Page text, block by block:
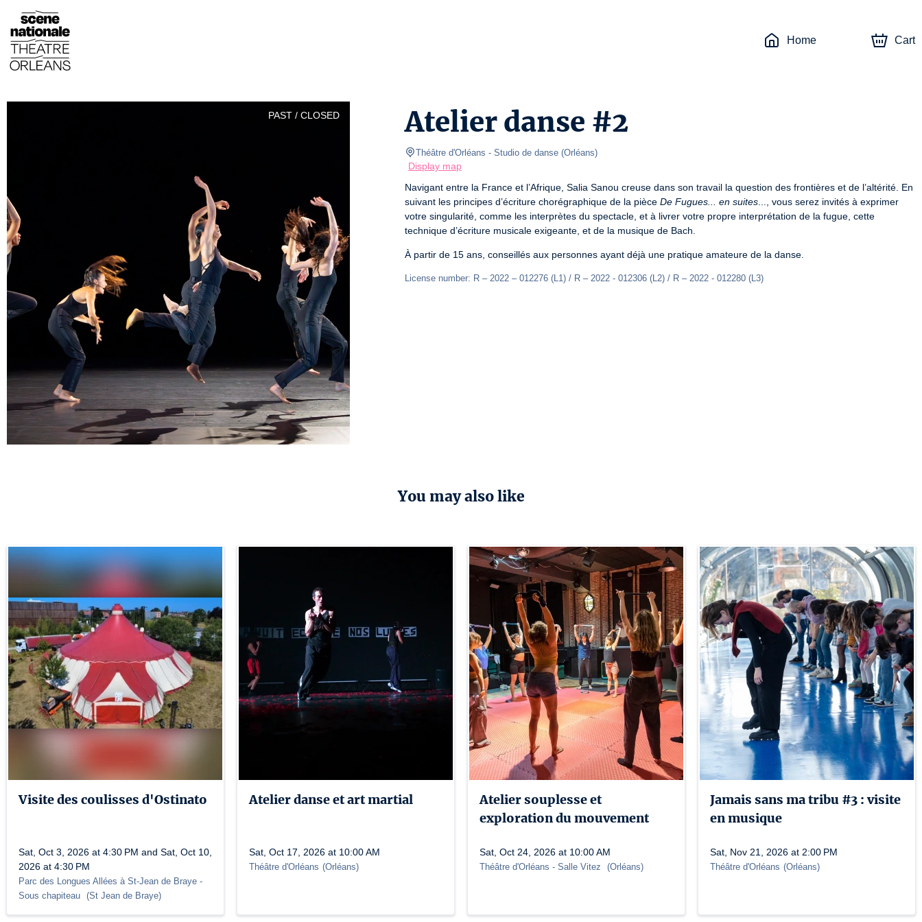
Home Cart
PAST / CLOSED Atelier danse #2
Théâtre d'Orléans - Studio de danse (Orléans)
Display map
Navigant entre la France et l’Afrique, Salia Sanou creuse dans son travail la question des frontières et de l’altérité. En
suivant les principes d’écriture chorégraphique de la pièce De Fugues... en suites ..., vous serez invités à exprimer
votre singularité, comme les interprètes du spectacle, et à livrer votre propre interprétation de la fugue, cette
technique d’écriture musicale exigeante, et de la musique de Bach.
À partir de 15 ans, conseillés aux personnes ayant déjà une pratique amateure de la danse.
License number: R – 2022 – 012276 (L1) / R – 2022 - 012306 (L2) / R – 2022 - 012280 (L3)
You may also like
Visite des coulisses d'Ostinato
Sat, Oct 3, 2026 at 4:30 PM and Sat, Oct 10,
2026 at 4:30 PM
Parc des Longues Allées à St-Jean de Braye -
Sous chapiteau (St Jean de Braye)
Atelier danse et art martial
Sat, Oct 17, 2026 at 10:00 AM
Théâtre d'Orléans (Orléans)
Atelier souplesse et
exploration du mouvement
Sat, Oct 24, 2026 at 10:00 AM
Théâtre d'Orléans - Salle Vitez (Orléans)
Jamais sans ma tribu #3 : visite
en musique
Sat, Nov 21, 2026 at 2:00 PM
Théâtre d'Orléans (Orléans)